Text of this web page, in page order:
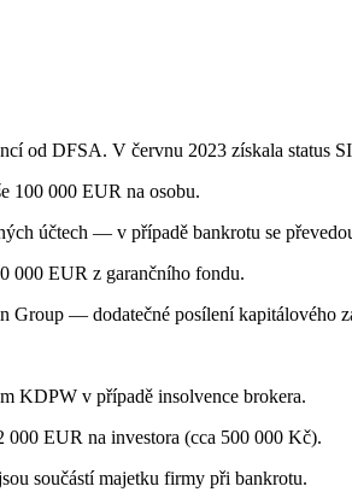
od DFSA. V červnu 2023 získala status
100 000 EUR na osobu.
účtech — v případě bankrotu se
000 EUR z garančního fondu.
Group — dodatečné posílení kapitálového
KDPW v případě insolvence brokera.
EUR na investora (cca 500 000 Kč).
součástí majetku firmy při bankrotu.